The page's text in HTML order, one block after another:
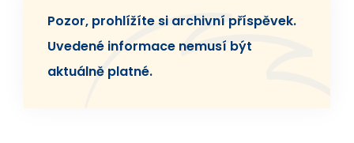
Pozor, prohlížíte si archivní příspěvek.
Uvedené informace nemusí být
aktuálně platné.